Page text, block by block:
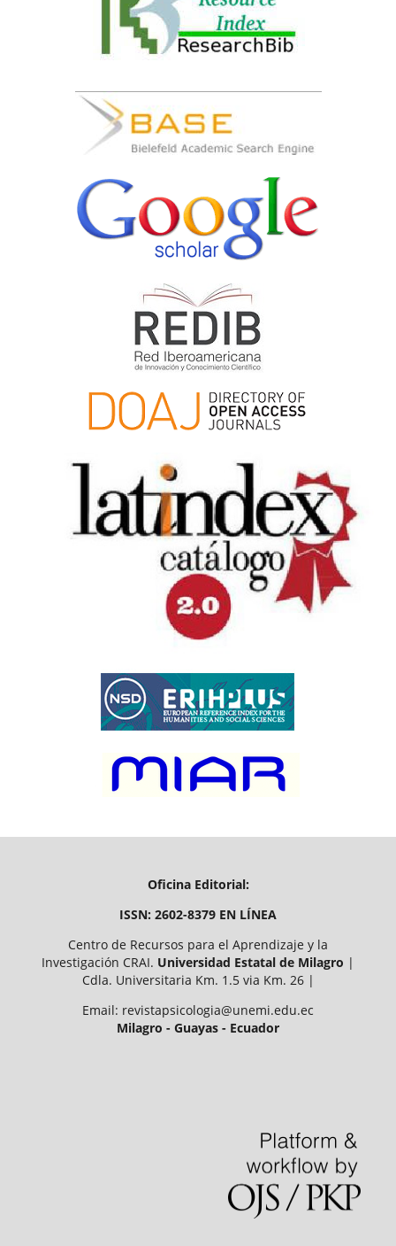
Oficina Editorial:
ISSN: 2602-8379 EN LÍNEA
Centro de Recursos para el Aprendizaje y la
Investigación CRAI. Universidad Estatal de Milagro |
Cdla. Universitaria Km. 1.5 via Km. 26 |
Email: revistapsicologia@unemi.edu.ec
Milagro - Guayas - Ecuador